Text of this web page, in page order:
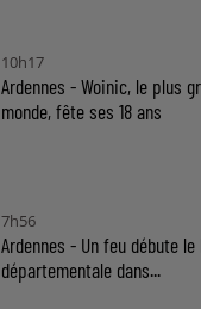
10h17
Ardennes - Woinic, le plus
monde, fête ses 18 ans
7h56
Ardennes - Un feu débute
départementale dans...